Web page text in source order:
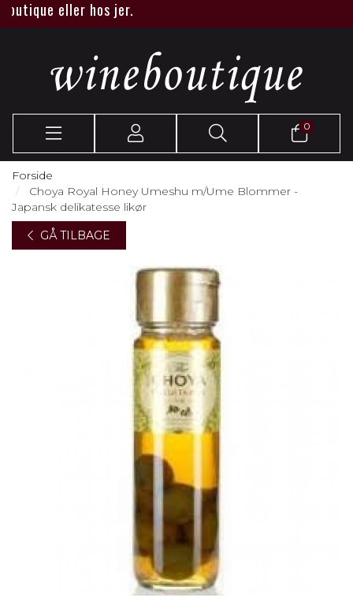
eller hos jer.
0
Forside
Choya Royal Honey Umeshu m/Ume Blommer -
Japansk delikatesse likør
GÅ TILBAGE